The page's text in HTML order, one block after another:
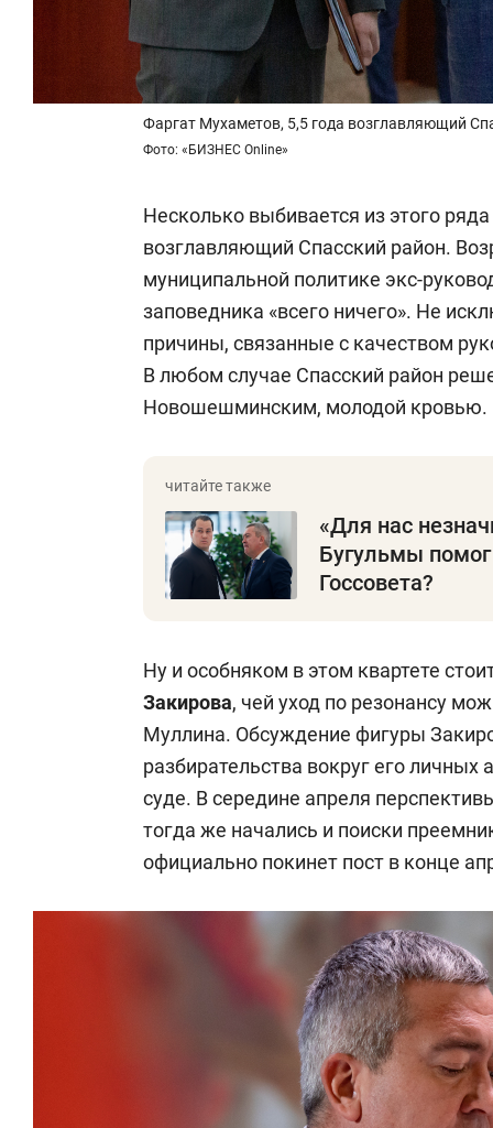
Фаргат Мухаметов, 5,5 года возглавляющий
Фото: «БИЗНЕС Online»
Несколько выбивается из этого
возглавляющий Спасский район.
муниципальной политике экс-
заповедника «всего ничего». Не
причины, связанные с качеством
В любом случае Спасский район
Новошешминским, молодой кровью.
«Для нас
Бугульмы
Госсовета?
Ну и особняком в этом квартете
Закирова, чей уход по резонансу
Муллина. Обсуждение фигуры
разбирательства вокруг его
суде. В середине апреля
тогда же начались и поиски
официально покинет пост в конце